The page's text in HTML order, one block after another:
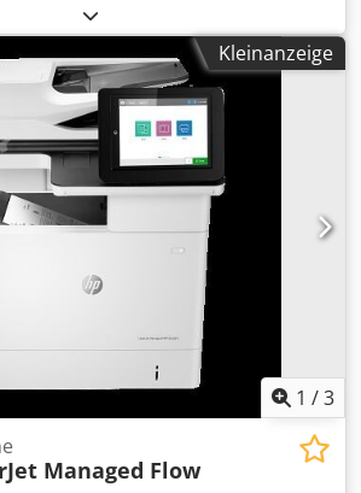
Kleinanzeige
1 /3
Managed Flow